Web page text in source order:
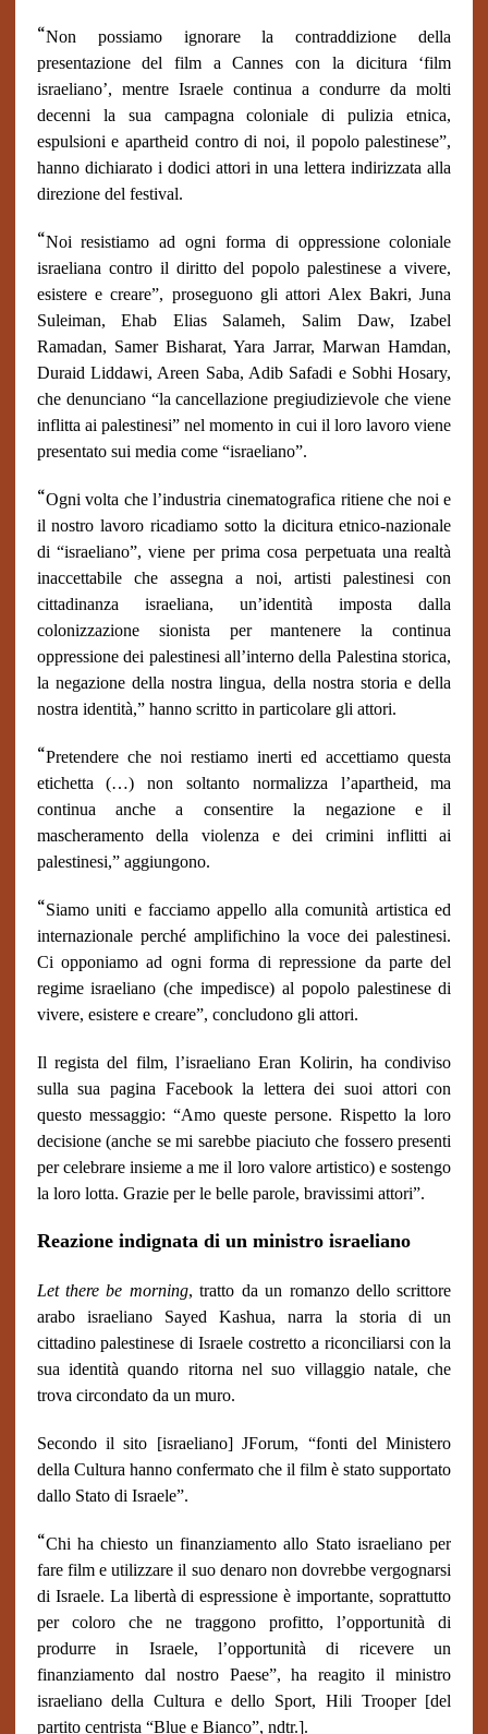
“Non possiamo ignorare la contraddizione della
presentazione del film a Cannes con la dicitura ‘film
israeliano’, mentre Israele continua a condurre da molti
decenni la sua campagna coloniale di pulizia etnica,
espulsioni e apartheid contro di noi, il popolo palestinese”,
hanno dichiarato i dodici attori in una lettera indirizzata alla
direzione del festival.
“Noi resistiamo ad ogni forma di oppressione coloniale
israeliana contro il diritto del popolo palestinese a vivere,
esistere e creare”, proseguono gli attori Alex Bakri, Juna
Suleiman, Ehab Elias Salameh, Salim Daw, Izabel
Ramadan, Samer Bisharat, Yara Jarrar, Marwan Hamdan,
Duraid Liddawi, Areen Saba, Adib Safadi e Sobhi Hosary,
che denunciano “la cancellazione pregiudizievole che viene
inflitta ai palestinesi” nel momento in cui il loro lavoro viene
presentato sui media come “israeliano”.
“Ogni volta che l’industria cinematografica ritiene che noi e
il nostro lavoro ricadiamo sotto la dicitura etnico-nazionale
di “israeliano”, viene per prima cosa perpetuata una realtà
inaccettabile che assegna a noi, artisti palestinesi con
cittadinanza israeliana, un’identità imposta dalla
colonizzazione sionista per mantenere la continua
oppressione dei palestinesi all’interno della Palestina storica,
la negazione della nostra lingua, della nostra storia e della
nostra identità,” hanno scritto in particolare gli attori.
“Pretendere che noi restiamo inerti ed accettiamo questa
etichetta (…) non soltanto normalizza l’apartheid, ma
continua anche a consentire la negazione e il
mascheramento della violenza e dei crimini inflitti ai
palestinesi,” aggiungono.
“Siamo uniti e facciamo appello alla comunità artistica ed
internazionale perché amplifichino la voce dei palestinesi.
Ci opponiamo ad ogni forma di repressione da parte del
regime israeliano (che impedisce) al popolo palestinese di
vivere, esistere e creare”, concludono gli attori.
Il regista del film, l’israeliano Eran Kolirin, ha condiviso
sulla sua pagina Facebook la lettera dei suoi attori con
questo messaggio: “Amo queste persone. Rispetto la loro
decisione (anche se mi sarebbe piaciuto che fossero presenti
per celebrare insieme a me il loro valore artistico) e sostengo
la loro lotta. Grazie per le belle parole, bravissimi attori”.
Reazione indignata di un ministro israeliano
Let there be morning, tratto da un romanzo dello scrittore
arabo israeliano Sayed Kashua, narra la storia di un
cittadino palestinese di Israele costretto a riconciliarsi con la
sua identità quando ritorna nel suo villaggio natale, che
trova circondato da un muro.
Secondo il sito [israeliano] JForum, “fonti del Ministero
della Cultura hanno confermato che il film è stato supportato
dallo Stato di Israele”.
“Chi ha chiesto un finanziamento allo Stato israeliano per
fare film e utilizzare il suo denaro non dovrebbe vergognarsi
di Israele. La libertà di espressione è importante, soprattutto
per coloro che ne traggono profitto, l’opportunità di
produrre in Israele, l’opportunità di ricevere un
finanziamento dal nostro Paese”, ha reagito il ministro
israeliano della Cultura e dello Sport, Hili Trooper [del
partito centrista “Blue e Bianco”, ndtr.].